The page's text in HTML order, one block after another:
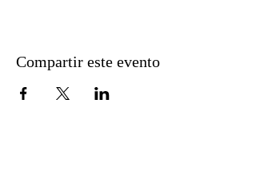
Compartir este evento